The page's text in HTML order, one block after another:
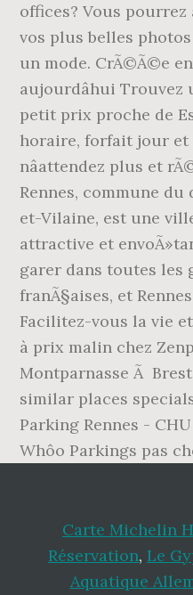
offices? Vous
vos plus belles
un mode. CrÃ©Ã©e
aujourdâhui
petit prix proche de
horaire, forfait jour et
nâattendez plus et
Rennes, commune du
et-Vilaine, est une
attractive et
garer dans toutes les
franÃ§aises, et
Facilitez-vous la vie
à prix malin chez
Montparnasse Ã
similar places
Parking Rennes -
Whôo Parkings pas
Carte Michelin
Réservation, Le
Aquatique